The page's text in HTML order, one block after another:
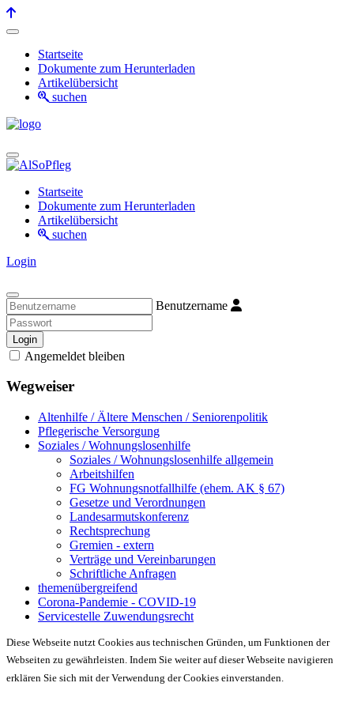
Startseite
Dokumente zum Herunterladen
Artikelübersicht
suchen
Startseite
Dokumente zum Herunterladen
Artikelübersicht
suchen
Login
Benutzername
Login
Angemeldet bleiben
Wegweiser
Altenhilfe / Ältere Menschen / Seniorenpolitik
Pflegerische Versorgung
Soziales / Wohnungslosenhilfe
Soziales / Wohnungslosenhilfe allgemein
Arbeitshilfen
FG Wohnungsnotfallhilfe (ehem. AK § 67)
Gesetze und Verordnungen
Landesarmutskonferenz
Rechtsprechung
Gremien - extern
Verträge und Vereinbarungen
Schriftliche Anfragen
themenübergreifend
Corona-Pandemie - COVID-19
Servicestelle Zuwendungsrecht
Diese Webseite nutzt Cookies aus technischen Gründen, um Funktionen der
Webseiten zu gewährleisten. Indem Sie weiter auf dieser Webseite navigieren
erklären Sie sich mit der Verwendung der Cookies einverstanden.